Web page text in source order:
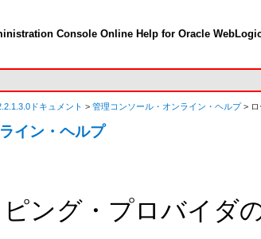
Console Online Help for Oracle
ドキュメント > 管理コンソール・オンライン・ヘルプ> ロ
イン・ヘルプ
ング・プロバイダ